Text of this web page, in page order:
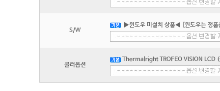
S/W
▶윈도우 미설치 상품◀ [윈도우는 정
쿨러옵션
Thermalright TROFEO VISION LCD